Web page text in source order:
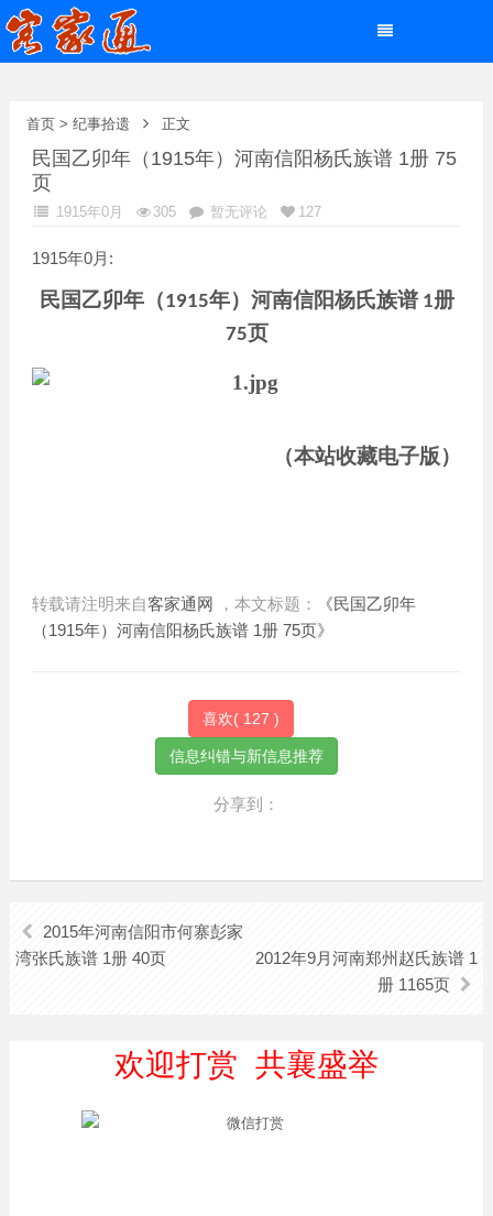
首页> 纪事拾遗 正文
民国乙卯年（1915年）河南信阳杨氏族谱 1册 75
页
1915年0月 305 暂无评论 127
1915年0月:
民国乙卯年（1915年）河南信阳杨氏族谱 1册
75页
（本站收藏电子版）
转载请注明来自客家通网 ，本文标题：
《民国乙卯年
（1915年）河南信阳杨氏族谱 1册 75页》
喜欢( 127 )
分享到：
2015年河南信阳市何寨彭家
湾张氏族谱 1册 40页
2012年9月河南郑州赵氏族谱 1
册 1165页
欢迎打赏 共襄盛举